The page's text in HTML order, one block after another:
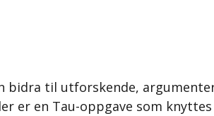
til utforskende,
er en Tau-oppgave som